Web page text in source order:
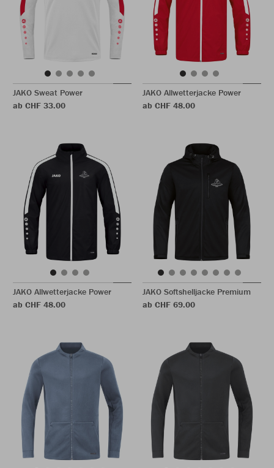
JAKO Sweat Power
ab CHF 33.00
JAKO Allwetterjacke Power
ab CHF 48.00
JAKO Allwetterjacke Power
ab CHF 48.00
JAKO Softshelljacke Premium
ab CHF 69.00